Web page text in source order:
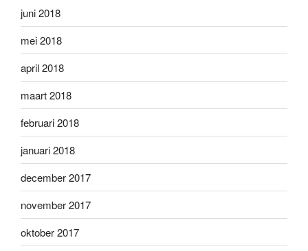
juni 2018
mei 2018
april 2018
maart 2018
februari 2018
januari 2018
december 2017
november 2017
oktober 2017